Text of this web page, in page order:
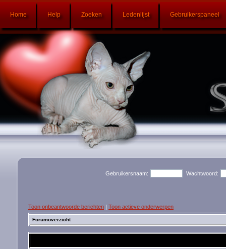
Home Help Zoeken Ledenlijst Gebruikerspaneel
Gebruikersnaam: Wachtwoord:
Toon onbeantwoorde berichten | Toon actieve onderwerpen
Forumoverzicht